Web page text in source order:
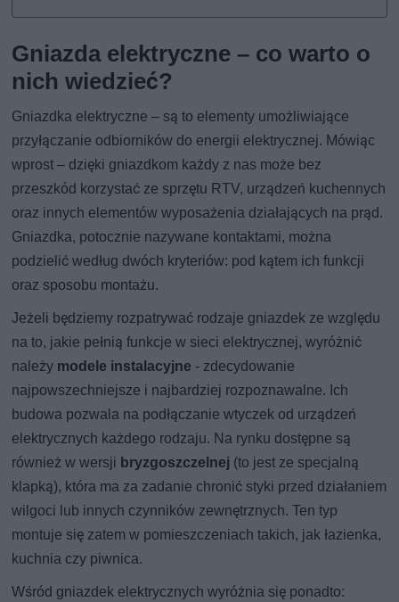
Gniazda elektryczne – co warto o
nich wiedzieć?
Gniazdka elektryczne – są to elementy umożliwiające
przyłączanie odbiorników do energii elektrycznej. Mówiąc
wprost – dzięki gniazdkom każdy z nas może bez
przeszkód korzystać ze sprzętu RTV, urządzeń kuchennych
oraz innych elementów wyposażenia działających na prąd.
Gniazdka, potocznie nazywane kontaktami, można
podzielić według dwóch kryteriów: pod kątem ich funkcji
oraz sposobu montażu.
Jeżeli będziemy rozpatrywać rodzaje gniazdek ze względu
na to, jakie pełnią funkcje w sieci elektrycznej, wyróżnić
należy modele instalacyjne - zdecydowanie
najpowszechniejsze i najbardziej rozpoznawalne. Ich
budowa pozwala na podłączanie wtyczek od urządzeń
elektrycznych każdego rodzaju. Na rynku dostępne są
również w wersji bryzgoszczelnej (to jest ze specjalną
klapką), która ma za zadanie chronić styki przed działaniem
wilgoci lub innych czynników zewnętrznych. Ten typ
montuje się zatem w pomieszczeniach takich, jak łazienka,
kuchnia czy piwnica.
Wśród gniazdek elektrycznych wyróżnia się ponadto: